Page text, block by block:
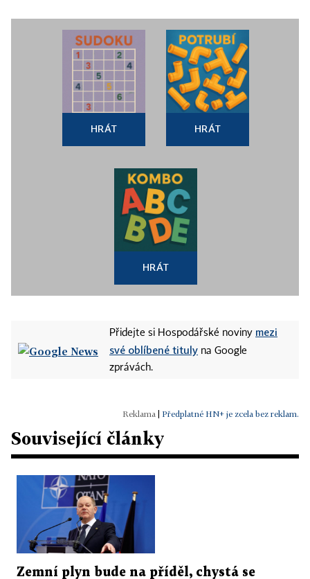
HRÁT HRÁT
HRÁT
Přidejte si Hospodářské noviny mezi
své oblíbené tituly na Google
zprávách.
Předplatné HN+ je zcela bez reklam.
Související články
Zemní plyn bude na příděl, chystá se